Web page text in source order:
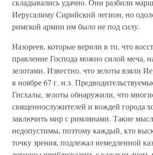
складывались удачно. Они разбили
Иерусалиму Сирийский легион, но
римской армии им было не под силу.
Назореев, которые верили в то, что
правление Господа можно силой меча,
зелотами. Известно, что зелоты взяли
в ноябре 67 г. н.э.
Гисхалы, зелоты обнаружили, что
священнослужителей и вождей города
заключить мир с римлянами. Такие
недопустимы, поэтому каждый, кто
точку зрения, подлежал немедленной